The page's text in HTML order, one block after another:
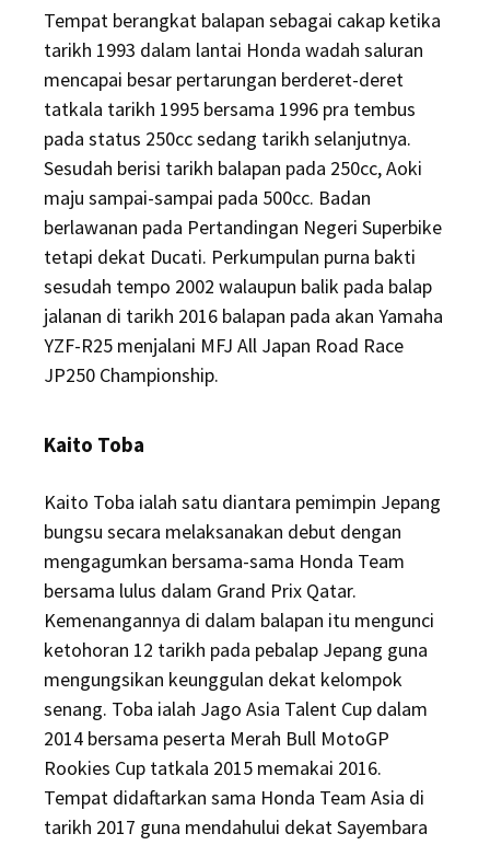
Tempat berangkat balapan sebagai cakap ketika
tarikh 1993 dalam lantai Honda wadah saluran
mencapai besar pertarungan berderet-deret
tatkala tarikh 1995 bersama 1996 pra tembus
pada status 250cc sedang tarikh selanjutnya.
Sesudah berisi tarikh balapan pada 250cc, Aoki
maju sampai-sampai pada 500cc. Badan
berlawanan pada Pertandingan Negeri Superbike
tetapi dekat Ducati. Perkumpulan purna bakti
sesudah tempo 2002 walaupun balik pada balap
jalanan di tarikh 2016 balapan pada akan Yamaha
YZF-R25 menjalani MFJ All Japan Road Race
JP250 Championship.
Kaito Toba
Kaito Toba ialah satu diantara pemimpin Jepang
bungsu secara melaksanakan debut dengan
mengagumkan bersama-sama Honda Team
bersama lulus dalam Grand Prix Qatar.
Kemenangannya di dalam balapan itu mengunci
ketohoran 12 tarikh pada pebalap Jepang guna
mengungsikan keunggulan dekat kelompok
senang. Toba ialah Jago Asia Talent Cup dalam
2014 bersama peserta Merah Bull MotoGP
Rookies Cup tatkala 2015 memakai 2016.
Tempat didaftarkan sama Honda Team Asia di
tarikh 2017 guna mendahului dekat Sayembara